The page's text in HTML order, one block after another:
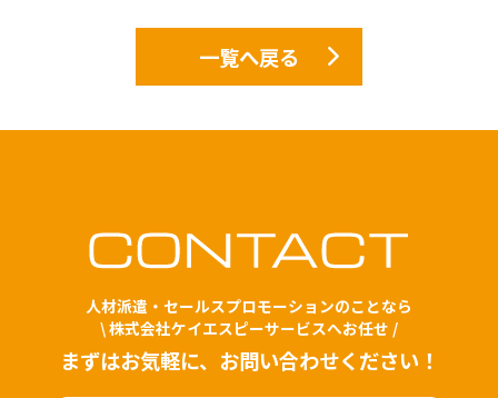
一覧へ戻る
人材派遣・セールスプロモーションのことなら
\ 株式会社ケイエスピーサービスへお任せ /
まずはお気軽に、お問い合わせください！